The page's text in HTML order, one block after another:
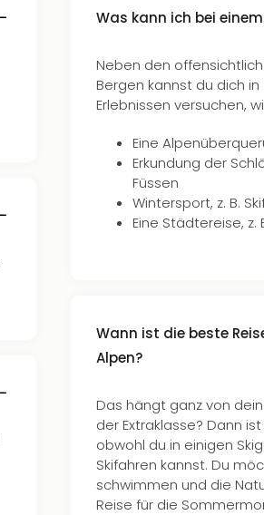
Was kann ich bei
Neben den
Bergen kannst du dich
Erlebnissen versuchen,
Eine
Erkundung der
Füssen
Wintersport, z. B.
Eine Städtereise, z.
Wann ist die beste
Alpen?
Das hängt ganz von
der Extraklasse? Dann
obwohl du in einigen
Skifahren kannst. Du
schwimmen und die
Reise für die